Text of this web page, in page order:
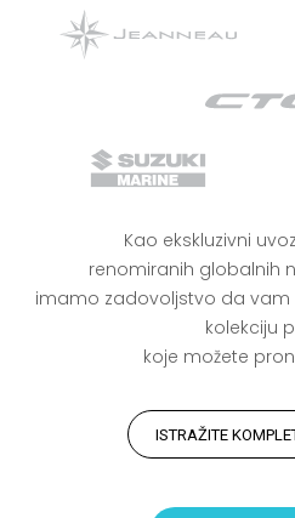
Kao ekskluzivni
renomiranih globalnih
imamo zadovoljstvo da
kolekciju
koje možete
ISTRAŽITE